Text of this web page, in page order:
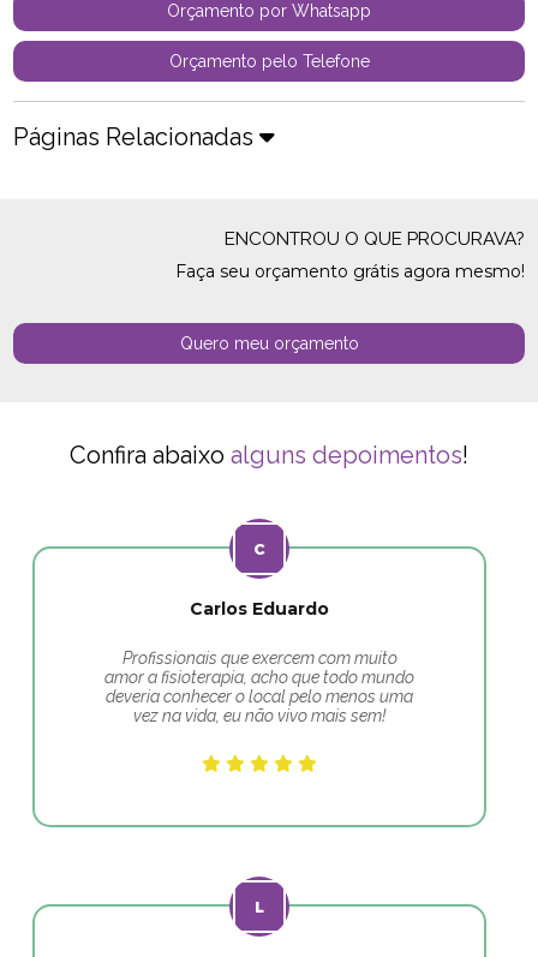
Orçamento por Whatsapp
Orçamento pelo Telefone
Páginas Relacionadas
ENCONTROU O QUE PROCURAVA?
Faça seu orçamento grátis agora mesmo!
Quero meu orçamento
Confira abaixo alguns depoimentos!
Carlos Eduardo
Profissionais que exercem com muito
amor a fisioterapia, acho que todo mundo
deveria conhecer o local pelo menos uma
vez na vida, eu não vivo mais sem!